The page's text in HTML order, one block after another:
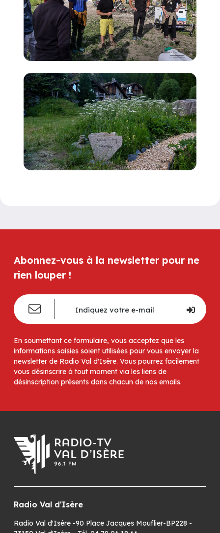
Abonnez-vous à la newsletter pour ne
rien louper !
En soumettant ce formulaire, vous acceptez que les
informations saisies soient utilisées pour vous envoyer la
newsletter de Radio Val d'Isère. Vous pourrez facilement
vous désinscrire à tout moment via les liens de
désinscription présents dans chacun de nos emails.
Radio Val d'Isère
Radio Val d'Isère -90 Place Jacques Mouflier-BP228 -